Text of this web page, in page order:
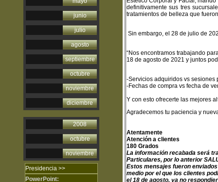
junio
julio
agosto
septiembre
octubre
noviembre
diciembre
2008
octubre
noviembre
Presidencia >>
PowerPoint:
definitivamente sus tres
tratamientos de belleza que
Sin embargo, el 28 de julio de
“Nos encontramos trabajando
18 de agosto de 2021 y juntos
-Servicios adquiridos vs sesiones
-Fechas de compra vs fecha de
Y con esto ofrecerte las mejores
Agradecemos tu paciencia y
Atentamente
Atención a clientes
180 Grados
La información recabada será
Particulares, por lo anterior
Estos mensajes fueron
medio por el que los clientes
el 18 de agosto, ya no